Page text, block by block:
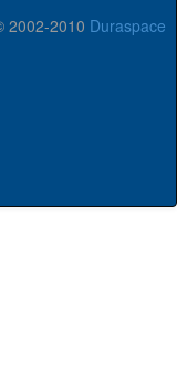
2002-2010 Duraspace